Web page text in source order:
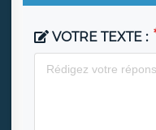
VOTRE TEXTE :